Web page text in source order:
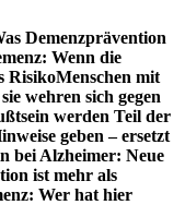
Demenzprävention
Wenn die
RisikoMenschen mit
wehren sich gegen
werden Teil der
geben – ersetzt
bei Alzheimer: Neue
ist mehr als
Wer hat hier